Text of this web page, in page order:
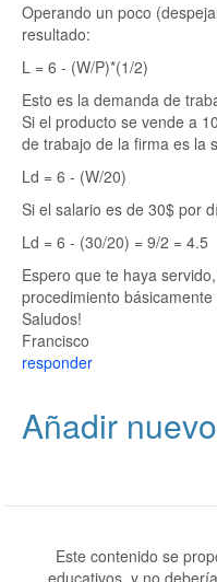
Operando un poco
resultado:
L = 6 - (W/P)*(1/2)
Esto es la demanda de
Si el producto se vende a
de trabajo de la firma es la
Ld = 6 - (W/20)
Si el salario es de 30$ por
Ld = 6 - (30/20) = 9/2 = 4.5
Espero que te haya
procedimiento básicamente
Saludos!
Francisco
responder
Añadir
Este contenido se
educativos, y no